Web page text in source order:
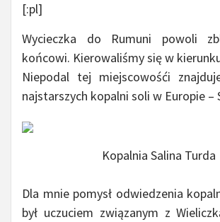
[:pl]
Wycieczka do Rumuni powoli
końcowi. Kierowaliśmy się w
Niepodal tej miejscowośći
najstarszych kopalni soli w Europie –
Kopalnia Salina Turda
Dla mnie pomysł odwiedzenia
był uczuciem związanym z